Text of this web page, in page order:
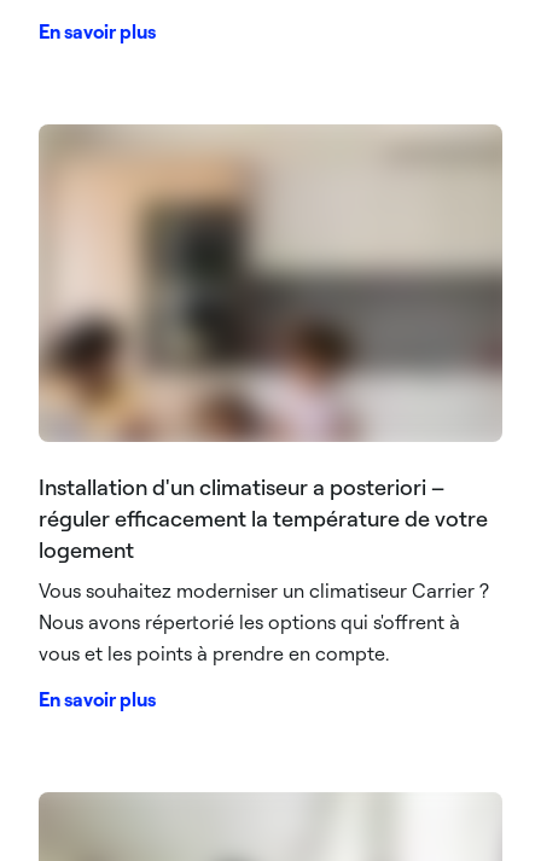
En savoir plus
Installation d'un climatiseur a posteriori –
réguler efficacement la température de votre
logement
Vous souhaitez moderniser un climatiseur Carrier ?
Nous avons répertorié les options qui s'offrent à
vous et les points à prendre en compte.
En savoir plus